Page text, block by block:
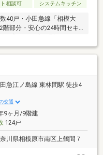
相談可 システムキッチン
40戸・小田急線「相模大
階部分・安心の24時間セキ
平米、2LDK・南東向き角
スポーザー・1417サイズの
水洗浄便座付きトイレ・室
フレーム設計～リフォーム
）、壁面収納設
暖房設置 ユニットバ
換（2021年9月） トイレ
、など
急江ノ島線 東林間駅 徒歩4
交通
9ヶ月/9階建
124戸
川県相模原市南区上鶴間７